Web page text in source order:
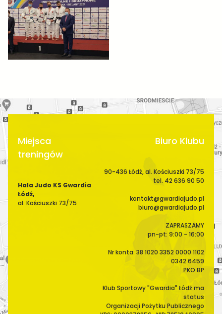
Miejsca
treningów
Hala Judo KS Gwardia
Łódź,
al. Kościuszki 73/75
Biuro Klubu
90-436 Łódź, al. Kościuszki 73/75
tel. 42 636 90 50
kontakt@gwardiajudo.pl
biuro@gwardiajudo.pl
ZAPRASZAMY
pn-pt: 9:00 - 16:00
Nr konta: 38 1020 3352 0000 1102
0342 6459
PKO BP
Klub Sportowy "Gwardia" Łódź ma
status
Organizacji Pożytku Publicznego